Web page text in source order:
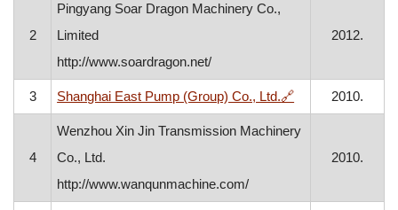
2
Pingyang Soar Dragon Machinery Co.,
Limited
http://www.soardragon.net/
2012.
3 Shanghai East Pump (Group) Co., Ltd.🔗, otvara se u
2010.
4
Wenzhou Xin Jin Transmission Machinery
Co., Ltd.
http://www.wanqunmachine.com/
2010.